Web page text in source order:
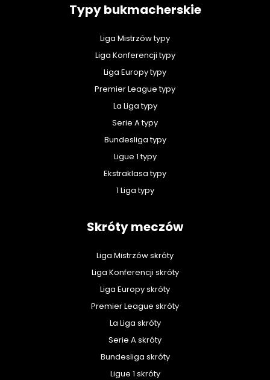
Typy bukmacherskie
Liga Mistrzów typy
Liga Konferencji typy
Liga Europy typy
Premier League typy
La Liga typy
Serie A typy
Bundesliga typy
Ligue 1 typy
Ekstraklasa typy
1 Liga typy
Skróty meczów
Liga Mistrzów skróty
Liga Konferencji skróty
Liga Europy skróty
Premier League skróty
La Liga skróty
Serie A skróty
Bundesliga skróty
Ligue 1 skróty